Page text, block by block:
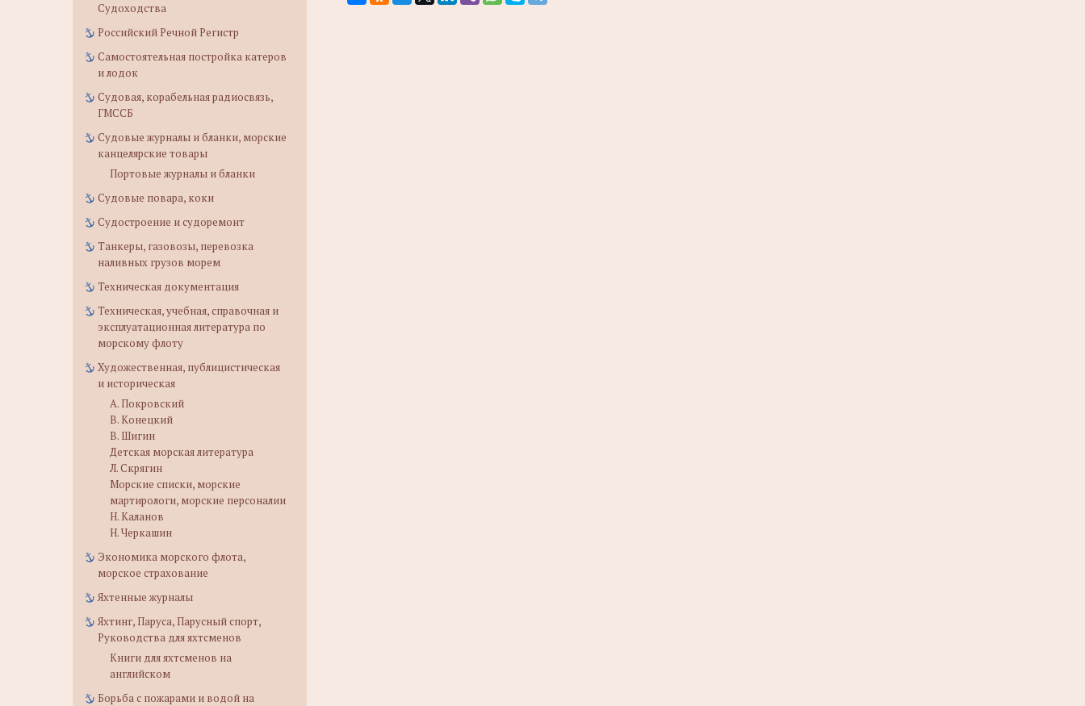
Судоходства
Российский Речной Регистр
Самостоятельная постройка катеров
и лодок
Судовая, корабельная радиосвязь,
ГМССБ
Судовые журналы и бланки, морские
канцелярские товары
Портовые журналы и бланки
Судовые повара, коки
Судостроение и судоремонт
Танкеры, газовозы, перевозка
наливных грузов морем
Техническая документация
Техническая, учебная, справочная и
эксплуатационная литература по
морскому флоту
Художественная, публицистическая
и историческая
А. Покровский
В. Конецкий
В. Шигин
Детская морская литература
Л. Скрягин
Морские списки, морские
мартирологи, морские персоналии
Н. Каланов
Н. Черкашин
Экономика морского флота,
морское страхование
Яхтенные журналы
Яхтинг, Паруса, Парусный спорт,
Руководства для яхтсменов
Книги для яхтсменов на
английском
Борьба с пожарами и водой на